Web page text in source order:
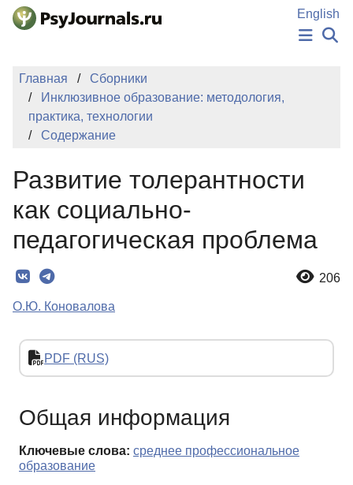
Перейти к основному содержанию
English
НОВОСТИ
Регистрация
Вход
Главная
Сборники
Инклюзивное образование: методология,
практика, технологии
Содержание
Развитие толерантности
как социально-
педагогическая проблема
206
О.Ю. Коновалова
PDF (RUS)
Общая информация
Ключевые слова: среднее профессиональное
образование